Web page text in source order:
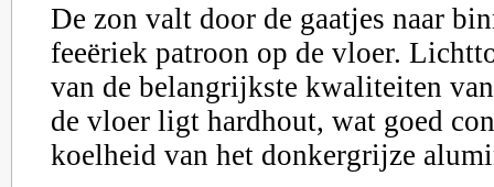
De zon valt door de gaatjes naar
feeëriek patroon op de vloer.
van de belangrijkste kwaliteiten
de vloer ligt hardhout, wat goed
koelheid van het donkergrijze